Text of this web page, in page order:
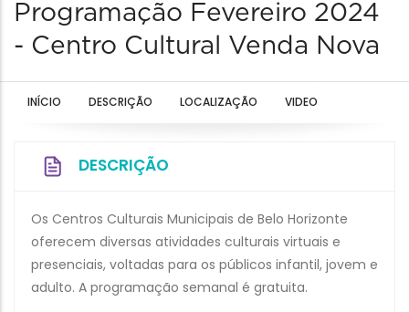
Programação Fevereiro 2024
- Centro Cultural Venda Nova
INÍCIO DESCRIÇÃO LOCALIZAÇÃO VIDEO
DESCRIÇÃO
Os Centros Culturais Municipais de Belo Horizonte
oferecem diversas atividades culturais virtuais e
presenciais, voltadas para os públicos infantil, jovem e
adulto. A programação semanal é gratuita.